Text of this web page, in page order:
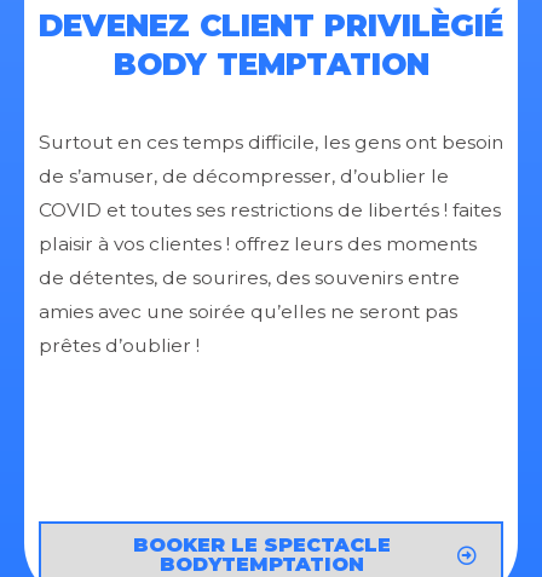
DEVENEZ CLIENT PRIVILÈGIÉ
BODY TEMPTATION
Surtout en ces temps difficile, les gens ont besoin
de s’amuser, de décompresser, d’oublier le
COVID et toutes ses restrictions de libertés ! faites
plaisir à vos clientes ! offrez leurs des moments
de détentes, de sourires, des souvenirs entre
amies avec une soirée qu’elles ne seront pas
prêtes d’oublier !
BOOKER LE SPECTACLE
BODYTEMPTATION